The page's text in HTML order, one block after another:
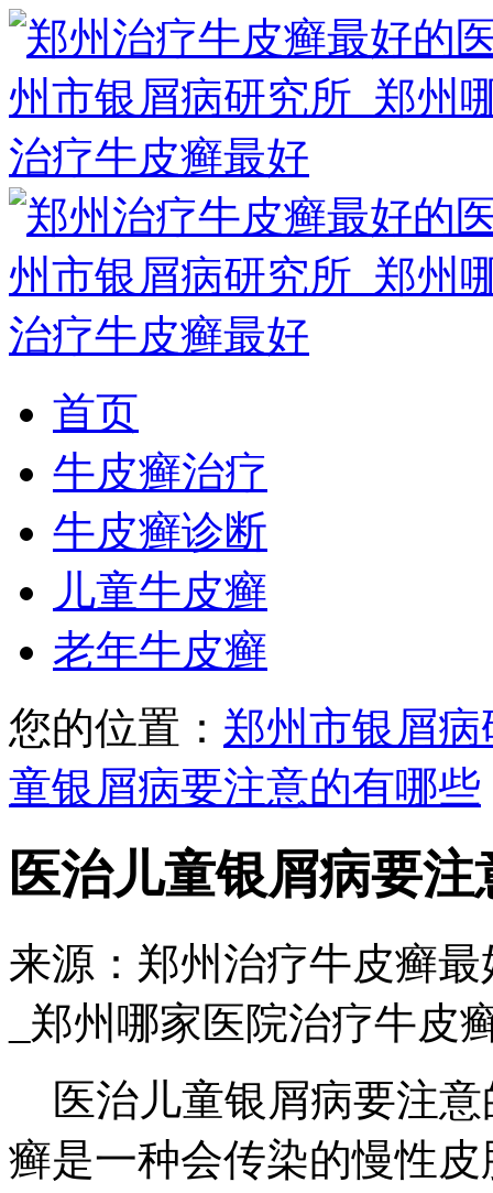
首页
牛皮癣治疗
牛皮癣诊断
儿童牛皮癣
老年牛皮癣
您的位置： 郑州市银屑病
童银屑病要注意的有哪些
医治儿童银屑病要
来源：郑州治疗牛皮癣
_郑州哪家医院治疗牛皮
医治儿童银屑病要注意
癣是一种会传染的慢性